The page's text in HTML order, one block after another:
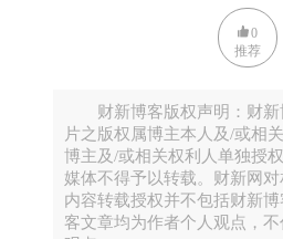
去年十月，我有幸收到北京
琼老师的邀约，请我撰文分
家庭追踪调查（CFPS）数据
在顶级期刊发表论文的经历
经历探讨我的学术道路，分
者提供一些建议。承蒙这一
有些忐忑。尽管在外界看来
顺利，发表了不少文章，并
0
推荐
财新博客版权声明：财新
片之版权属博主本人及/或相
博主及/或相关权利人单独授
媒体不得予以转载。财新网
内容转载授权并不包括财新
客文章均为作者个人观点，